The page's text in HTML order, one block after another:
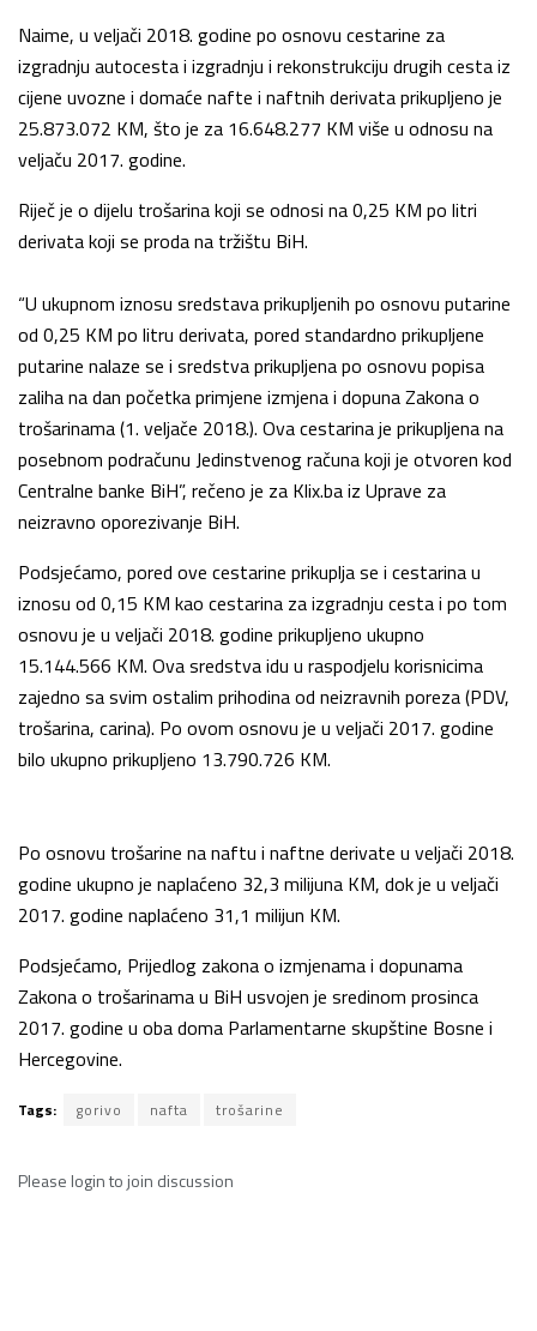
Naime, u veljači 2018. godine po osnovu cestarine za
izgradnju autocesta i izgradnju i rekonstrukciju drugih cesta iz
cijene uvozne i domaće nafte i naftnih derivata prikupljeno je
25.873.072 KM, što je za 16.648.277 KM više u odnosu na
veljaču 2017. godine.
Riječ je o dijelu trošarina koji se odnosi na 0,25 KM po litri
derivata koji se proda na tržištu BiH.
“U ukupnom iznosu sredstava prikupljenih po osnovu putarine
od 0,25 KM po litru derivata, pored standardno prikupljene
putarine nalaze se i sredstva prikupljena po osnovu popisa
zaliha na dan početka primjene izmjena i dopuna Zakona o
trošarinama (1. veljače 2018.). Ova cestarina je prikupljena na
posebnom podračunu Jedinstvenog računa koji je otvoren kod
Centralne banke BiH”, rečeno je za Klix.ba iz Uprave za
neizravno oporezivanje BiH.
Podsjećamo, pored ove cestarine prikuplja se i cestarina u
iznosu od 0,15 KM kao cestarina za izgradnju cesta i po tom
osnovu je u veljači 2018. godine prikupljeno ukupno
15.144.566 KM. Ova sredstva idu u raspodjelu korisnicima
zajedno sa svim ostalim prihodina od neizravnih poreza (PDV,
trošarina, carina). Po ovom osnovu je u veljači 2017. godine
bilo ukupno prikupljeno 13.790.726 KM.
Po osnovu trošarine na naftu i naftne derivate u veljači 2018.
godine ukupno je naplaćeno 32,3 milijuna KM, dok je u veljači
2017. godine naplaćeno 31,1 milijun KM.
Podsjećamo, Prijedlog zakona o izmjenama i dopunama
Zakona o trošarinama u BiH usvojen je sredinom prosinca
2017. godine u oba doma Parlamentarne skupštine Bosne i
Hercegovine.
Tags: gorivo nafta trošarine
Please loginto join discussion